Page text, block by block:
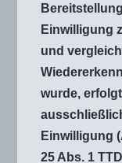
Einwilligung
und
wurde,
Einwilligung
25 Abs. 1